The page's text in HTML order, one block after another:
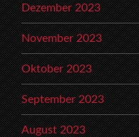
Dezember 2023
November 2023
Oktober 2023
September 2023
August 2023